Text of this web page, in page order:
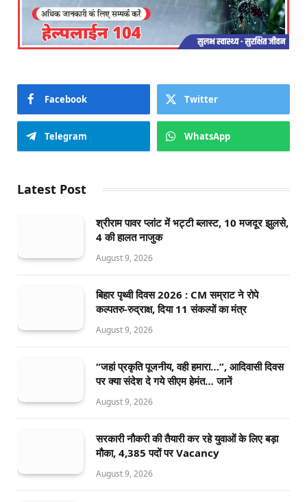
Facebook Twitter
Telegram WhatsApp
Latest Post
श्रीराम पावर प्लांट में भट्टी ब्लास्ट, 10 मजदूर झुलसे,
4 की हालत नाजुक
August 9, 2026
बिहार पृथ्वी दिवस 2026 : CM सम्राट ने रोपे
कल्पतरु-रुद्राक्ष, दिया 11 संकल्पों का मंत्र
August 9, 2026
“जहां प्रकृति पूजनीय, वही हमारा…”, आदिवासी दिवस
पर क्या संदेश दे गये सीएम हेमंत… जानें
August 9, 2026
सरकारी नौकरी की तैयारी कर रहे युवाओं के लिए बड़ा
मौका, 4,385 पदों पर Vacancy
August 9, 2026